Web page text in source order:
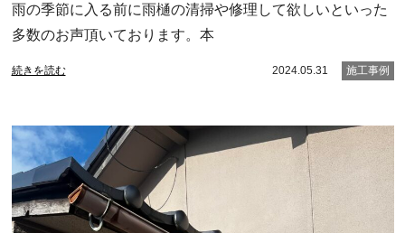
雨の季節に入る前に雨樋の清掃や修理して欲しいといった
多数のお声頂いております。本
続きを読む 2024.05.31 施工事例